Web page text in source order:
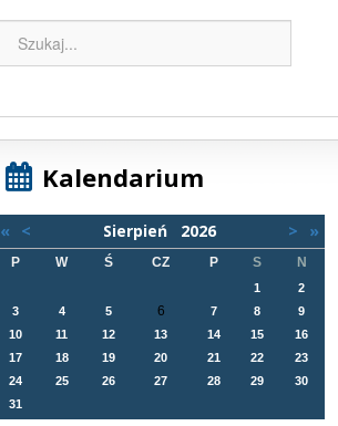
Kalendarium
« < Sierpień 2026 > »
P W Ś CZ P S N
1
2
3
4 5 6 7 8
9
10
11 12 13 14 15
16
17
18 19 20 21 22
23
24
25 26 27 28 29
30
31